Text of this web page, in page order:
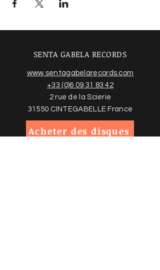
SENTA GABELA RECORDS
www.sentagabelarecords.com
+33 (0)6 09 31 83 42
2 rue de la Scierie
31550 CINTEGABELLE France
Acheter des disques